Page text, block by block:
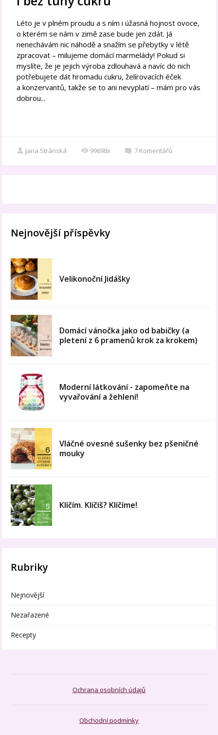
Léto je v plném proudu a s ním i úžasná hojnost ovoce,
o kterém se nám v zimě zase bude jen zdát. Já
nenechávám nic náhodě a snažím se přebytky v létě
zpracovat – milujeme domácí marmelády! Pokud si
myslíte, že je jejich výroba zdlouhavá a navíc do nich
potřebujete dát hromadu cukru, želírovacích éček
a konzervantů, takže se to ani nevyplatí – mám pro vás
dobrou...
Jana Stránská 99698x 7 Komentářů
Nejnovější příspěvky
Velikonoční Jidášky
Domácí vánočka jako od babičky (a
pletení z 6 pramenů krok za krokem)
Moderní látkování - zapomeňte na
vyvařování a žehlení!
Vláčné ovesné sušenky bez pšeničné
mouky
Klíčím. Klíčíš? Klíčíme!
Rubriky
Nejnovější
Nezařazené
Recepty
Ochrana osobních údajů
Obchodní podmínky